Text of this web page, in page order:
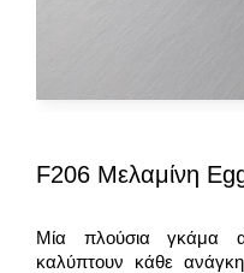
F206 Μελαμίνη
Μία πλούσια γκάμα
καλύπτουν κάθε